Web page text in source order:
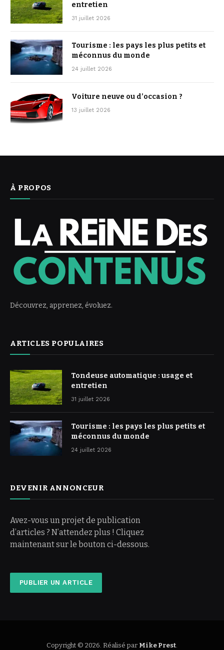
entretien
31 juillet 2026
Tourisme : les pays les plus petits et
méconnus du monde
24 juillet 2026
Voiture neuve ou d’occasion ?
13 juillet 2026
À PROPOS
Découvrez, apprenez, évoluez.
ARTICLES POPULAIRES
Tondeuse automatique : usage et
entretien
31 juillet 2026
Tourisme : les pays les plus petits et
méconnus du monde
24 juillet 2026
DEVENIR ANNONCEUR
Avez-vous un projet de publication
d’articles ? N’attendez plus ! Cliquez
maintenant sur le bouton ci-dessous.
PUBLIER UN ARTICLE
Copyright © 2026. Réalisé par Mike Prest.